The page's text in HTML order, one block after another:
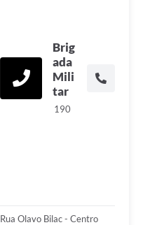
Brig
ada
Mili
tar
190
Rua Olavo Bilac - Centro